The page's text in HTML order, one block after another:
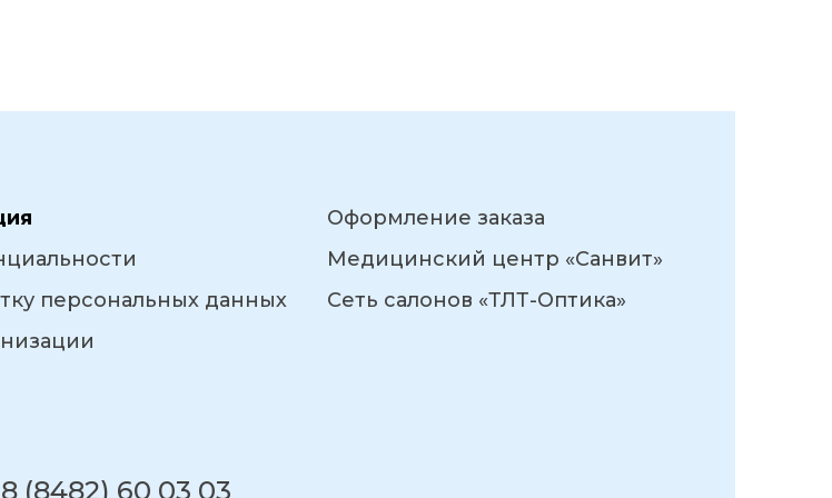
персональных данных
Оформление заказа
Медицинский центр «Санвит»
Сеть салонов «ТЛТ-Оптика»
8 (8482) 60 03 03